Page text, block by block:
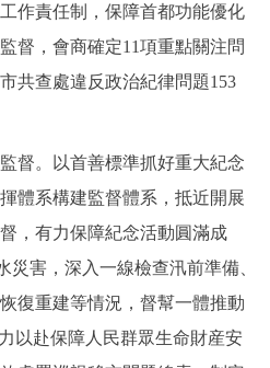
作責任制，保障首都功能優化
督，會商確定11項重點關注問
共查處違反政治紀律問題153
。以首善標準抓好重大紀念
體系構建監督體系，抵近開展
，有力保障紀念活動圓滿成
災害，深入一線檢查汛前準備、
復重建等情況，督幫一體推動
以赴保障人民群眾生命財産安